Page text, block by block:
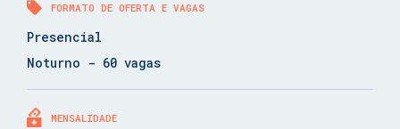
FORMATO DE OFERTA E VAGAS
Presencial
Noturno - 60 vagas
MENSALIDADE